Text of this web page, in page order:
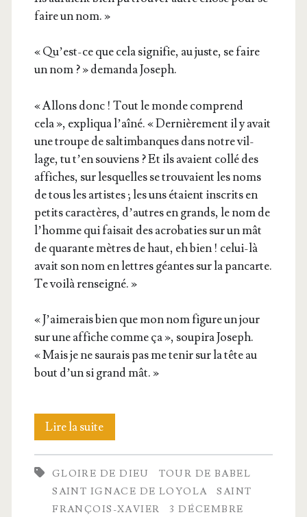
faire un nom. »
« Qu’est-ce que cela signi­fie, au juste, se faire
un nom ? » deman­da Joseph.
« Allons donc ! Tout le monde com­prend
cela », expli­qua l’aî­né. « Der­niè­re­ment il y avait
une troupe de sal­tim­banques dans notre vil­
lage, tu t’en sou­viens ? Et ils avaient col­lé des
affiches, sur les­quelles se trou­vaient les noms
de tous les artistes ; les uns étaient ins­crits en
petits carac­tères, d’autres en grands, le nom de
l’homme qui fai­sait des acro­ba­ties sur un mât
de qua­rante mètres de haut, eh bien ! celui-là
avait son nom en lettres géantes sur la pan­carte.
Te voi­là renseigné. »
« J’ai­me­rais bien que mon nom figure un jour
sur une affiche comme ça », sou­pi­ra Joseph.
« Mais je ne sau­rais pas me tenir sur la tête au
bout d’un si grand mât. »
Lire la suiteLa
construc­
tion
de
GLOIRE DE DIEU
TOUR DE BABEL
SAINT IGNACE DE LOYOLA
SAINT
FRANÇOIS-XAVIER
3 DÉCEMBRE